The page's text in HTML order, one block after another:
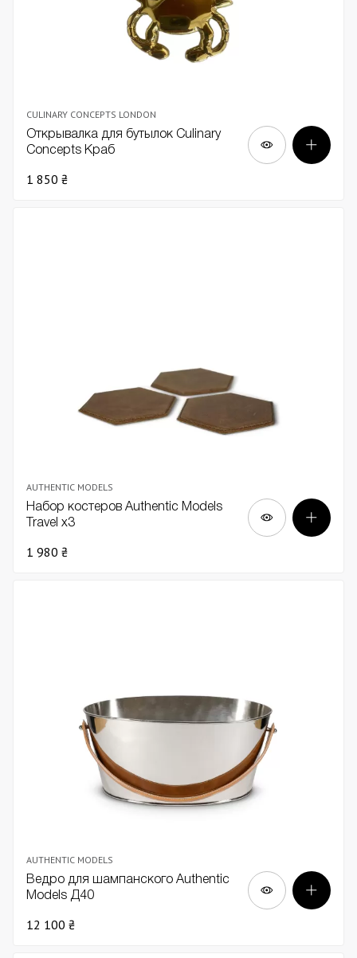
CULINARY CONCEPTS LONDON
Открывалка для бутылок Culinary
Concepts Краб
1 850 ₴
AUTHENTIC MODELS
Набор костеров Authentic Models
Travel х3
1 980 ₴
AUTHENTIC MODELS
Ведро для шампанского Authentic
Models Д40
12 100 ₴